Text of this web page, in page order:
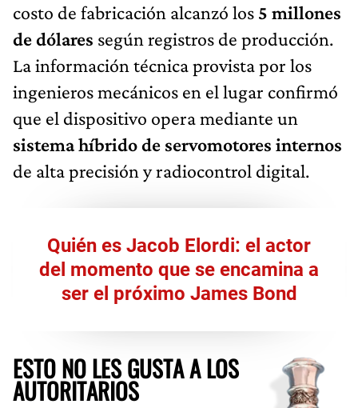
costo de fabricación alcanzó los 5 millones
de dólares según registros de producción.
La información técnica provista por los
ingenieros mecánicos en el lugar confirmó
que el dispositivo opera mediante un
sistema híbrido de servomotores internos
de alta precisión y radiocontrol digital.
Quién es Jacob Elordi: el actor
del momento que se encamina a
ser el próximo James Bond
ESTO NO LES GUSTA A LOS
AUTORITARIOS